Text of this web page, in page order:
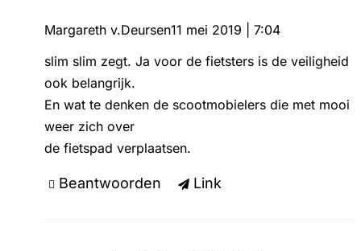
Margareth v.Deursen11 mei 2019 | 7:04
slim slim zegt. Ja voor de fietsters is de veiligheid
ook belangrijk.
En wat te denken de scootmobielers die met mooi
weer zich over
de fietspad verplaatsen.
Beantwoorden Link